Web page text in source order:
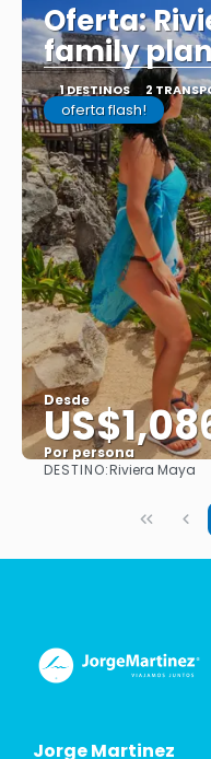
Oferta:
family
1 DESTINOS 2
oferta flash!
Desde
Por persona
DESTINO:Riviera Maya
Jorge Martinez